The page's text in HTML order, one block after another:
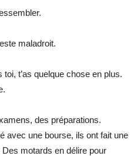
maladroit.
t’as quelque chose en plus.
des préparations.
avec une bourse, ils ont fait une
motards en délire pour